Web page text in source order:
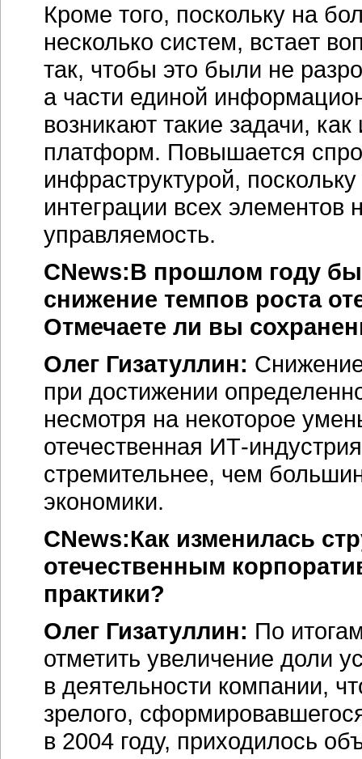
Кроме того, поскольку на
несколько систем, встает
так, чтобы это были не
а части единой
возникают такие задачи,
платформ. Повышается
инфраструктурой,
интеграции всех
управляемость.
CNews:В прошлом году
снижение темпов роста
Отмечаете ли вы
Олег Гизатуллин:
при достижении
несмотря на некоторое
отечественная ИТ-индустрия
стремительнее, чем
экономики.
CNews:Как изменилась
отечественным
практики?
Олег Гизатуллин: По
отметить увеличение доли
в деятельности компании,
зрелого,
в 2004 году, приходилось